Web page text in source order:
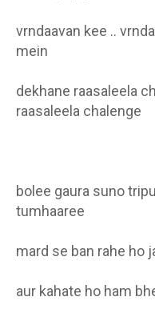
vrndaavan kee ..
mein
dekhane raasaleela
raasaleela chalenge
bolee gaura suno
tumhaaree
mard se ban rahe ho
aur kahate ho ham